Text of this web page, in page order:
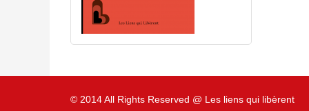
© 2014 All Rights Reserved @ Les liens qui libèrent